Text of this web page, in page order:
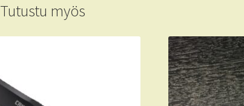
Tutustu myös